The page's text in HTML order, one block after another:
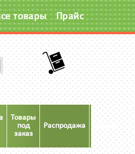
товары Прайс
Товары
под
заказ
Распродажа